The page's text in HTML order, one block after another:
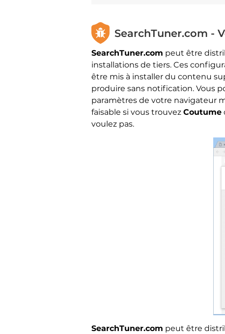
SearchTuner.com -
SearchTuner.com peut être
installations de tiers. Ces
être mis à installer du contenu
produire sans notification. Vous
paramètres de votre navigateur
faisable si vous trouvez Coutume
voulez pas.
SearchTuner.com peut être